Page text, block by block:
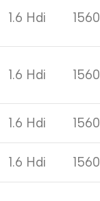
1.6 Hdi 1560
1.6 Hdi 1560
1.6 Hdi 1560
1.6 Hdi 1560